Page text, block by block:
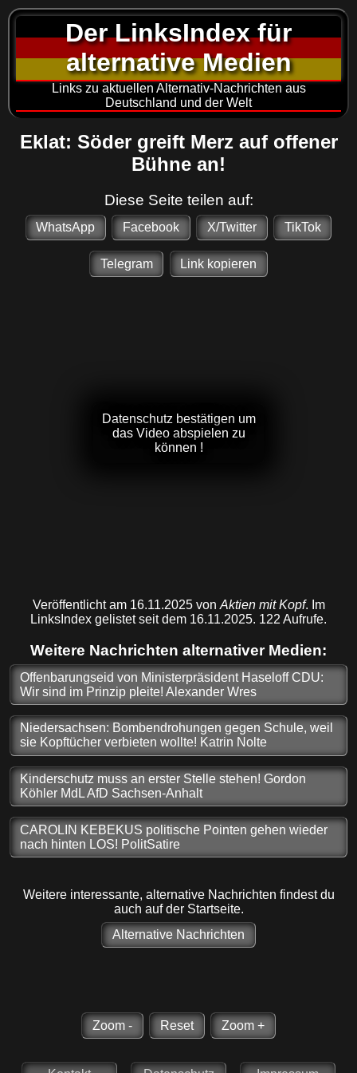
Der LinksIndex für
alternative Medien
Links zu aktuellen Alternativ-Nachrichten aus
Deutschland und der Welt
Eklat: Söder greift Merz auf offener
Bühne an!
Diese Seite teilen auf:
WhatsApp Facebook X/Twitter TikTok
Telegram Link kopieren
Datenschutz bestätigen um
das Video abspielen zu
können !
Veröffentlicht am 16.11.2025 von Aktien mit Kopf. Im
LinksIndex gelistet seit dem 16.11.2025. 122 Aufrufe.
Weitere Nachrichten alternativer Medien:
Offenbarungseid von Ministerpräsident Haseloff CDU:
Wir sind im Prinzip pleite! Alexander Wres
Niedersachsen: Bombendrohungen gegen Schule, weil
sie Kopftücher verbieten wollte! Katrin Nolte
Kinderschutz muss an erster Stelle stehen! Gordon
Köhler MdL AfD Sachsen-Anhalt
CAROLIN KEBEKUS politische Pointen gehen wieder
nach hinten LOS! PolitSatire
Weitere interessante, alternative Nachrichten findest du
auch auf der Startseite.
Alternative Nachrichten
Zoom - Reset Zoom +